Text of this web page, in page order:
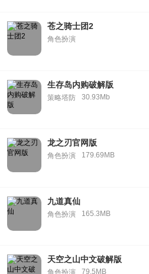
苍之骑士团2
角色扮演
生存岛内购破解版
策略塔防 30.93Mb
龙之刃官网版
角色扮演 179.69MB
九道真仙
角色扮演 165.3MB
天空之山中文破解版
角色扮演 79.5MB